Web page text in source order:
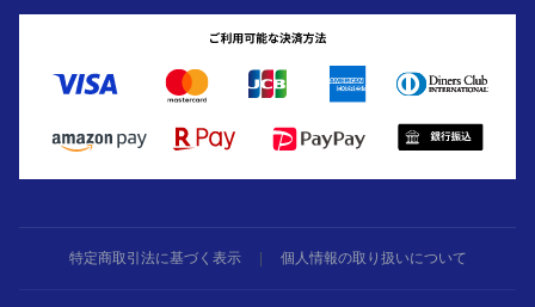
特定商取引法に基づく表示 個人情報の取り扱いについて